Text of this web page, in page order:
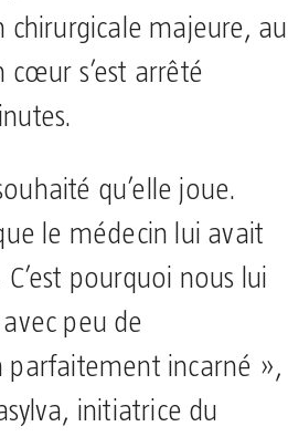
majeure, au
cœur s’est arrêté
qu’elle joue.
le médecin lui avait
pourquoi nous lui
peu de
parfaitement incarné »,
initiatrice du